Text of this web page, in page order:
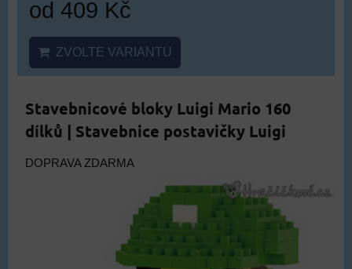
od 409 Kč
ZVOLTE VARIANTU
Stavebnicové bloky Luigi Mario 160
dílků | Stavebnice postavičky Luigi
DOPRAVA ZDARMA